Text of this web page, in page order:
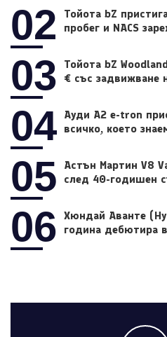
02
Тойота bZ
пробег и NACS
03
Тойота bZ
€ със задвижване
04 Ауди A2 e-tron
всичко, което
05
Астън Мартин V8
след 40-годишен
06
Хюндай Аванте
година дебютира